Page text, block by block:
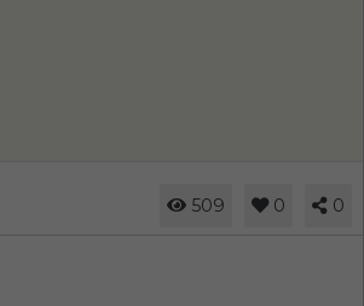
509 0 0